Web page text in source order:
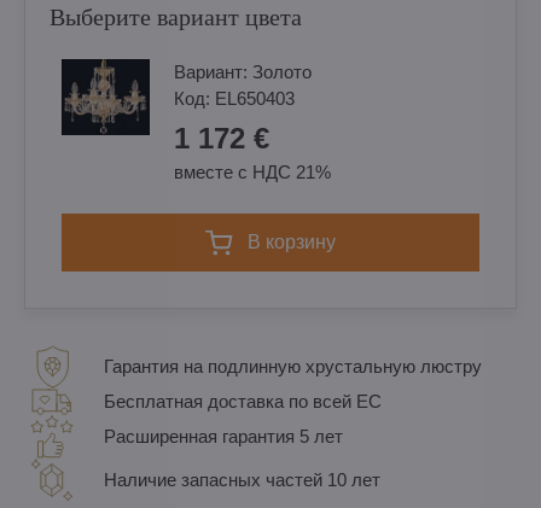
Выберите вариант цвета
Вариант: Золотo
Код: EL650403
1 172 €
вместе с НДС 21%
в корзину
Гарантия на подлинную хрустальную люстру
Бесплатная доставка по всей ЕС
Расширенная гарантия 5 лет
Наличие запасных частей 10 лет